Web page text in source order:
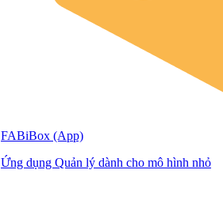
FABiBox (App)
Ứng dụng Quản lý dành cho mô hình nhỏ